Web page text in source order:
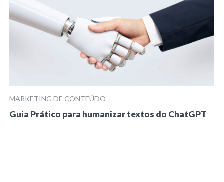
MARKETING DE CONTEÚDO
Guia Prático para humanizar textos do ChatGPT